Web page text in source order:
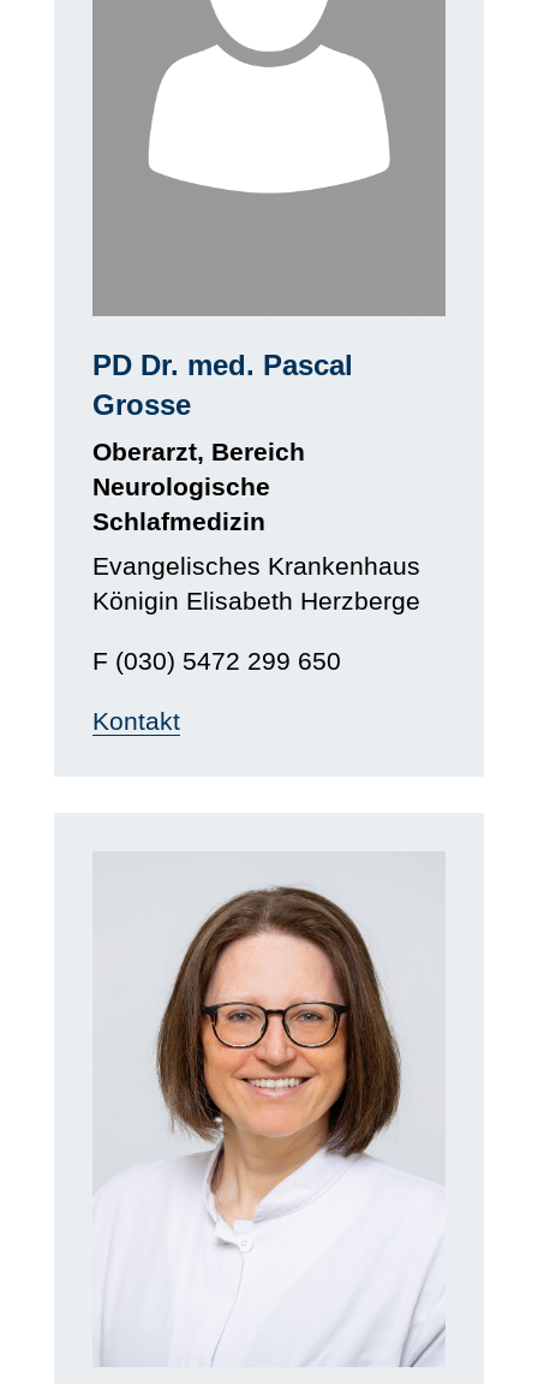
PD Dr. med. Pascal
Grosse
Oberarzt, Bereich
Neurologische
Schlafmedizin
Evangelisches Krankenhaus
Königin Elisabeth Herzberge
F (030) 5472 299 650
Kontakt